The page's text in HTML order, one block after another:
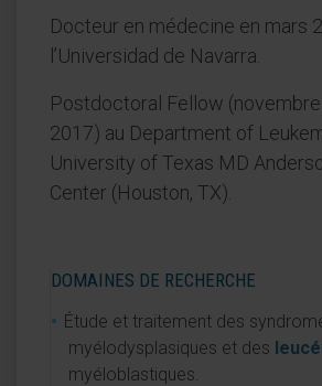
Docteur en médecine en mars
l’Universidad de Navarra.
Postdoctoral Fellow
2017) au Department of
University of Texas MD
Center (Houston, TX).
DOMAINES DE RECHERCHE
Étude et traitement des
myélodysplasiques et des
myéloblastiques.